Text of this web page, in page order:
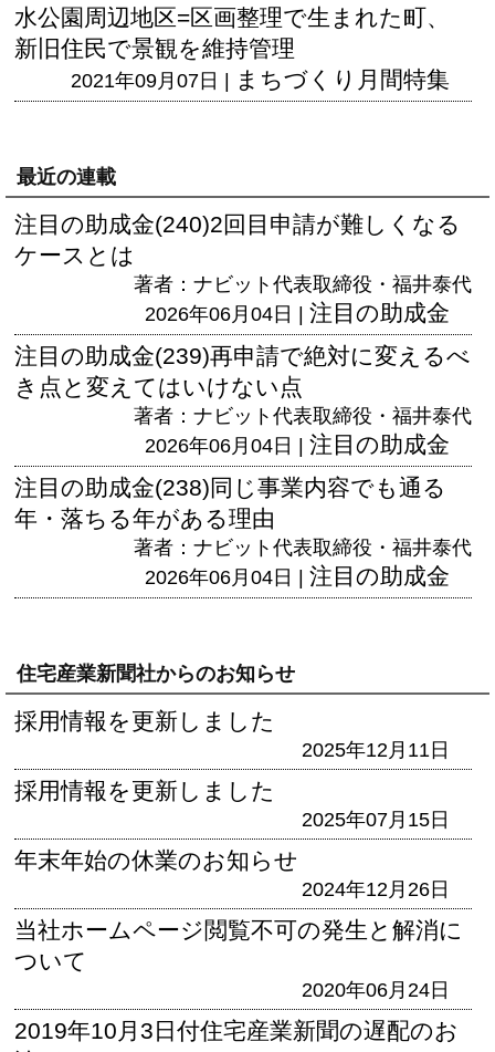
水公園周辺地区=区画整理で生まれた町、
新旧住民で景観を維持管理
2021年09月07日 | まちづくり月間特集
最近の連載
注目の助成金(240)2回目申請が難しくなる
ケースとは
著者：ナビット代表取締役・福井泰代
2026年06月04日 | 注目の助成金
注目の助成金(239)再申請で絶対に変えるべ
き点と変えてはいけない点
著者：ナビット代表取締役・福井泰代
2026年06月04日 | 注目の助成金
注目の助成金(238)同じ事業内容でも通る
年・落ちる年がある理由
著者：ナビット代表取締役・福井泰代
2026年06月04日 | 注目の助成金
住宅産業新聞社からのお知らせ
採用情報を更新しました
2025年12月11日
採用情報を更新しました
2025年07月15日
年末年始の休業のお知らせ
2024年12月26日
当社ホームページ閲覧不可の発生と解消に
ついて
2020年06月24日
2019年10月3日付住宅産業新聞の遅配のお